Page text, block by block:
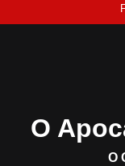
O
O